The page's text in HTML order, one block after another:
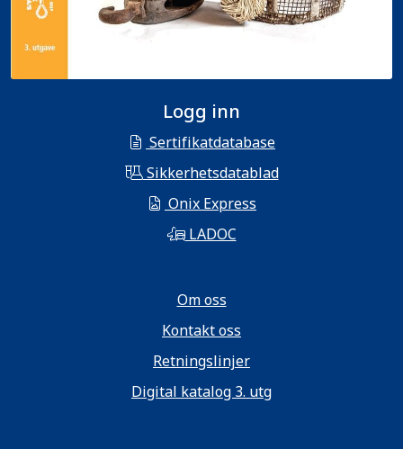
Logg inn
Sertifikatdatabase
Sikkerhetsdatablad
Onix Express
LADOC
Om oss
Kontakt oss
Retningslinjer
Digital katalog 3. utg